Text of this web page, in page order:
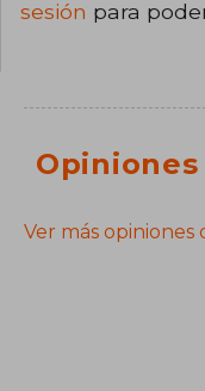
sesión para
Ver más opiniones